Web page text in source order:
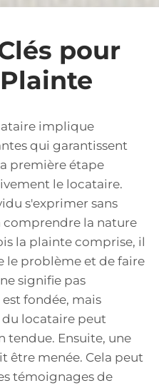
pour
implique
qui garantissent
première étape
le locataire.
s'exprimer sans
la nature
la plainte comprise, il
le problème et de faire
signifie pas
fondée, mais
locataire peut
tendue. Ensuite, une
être menée. Cela peut
témoignages de